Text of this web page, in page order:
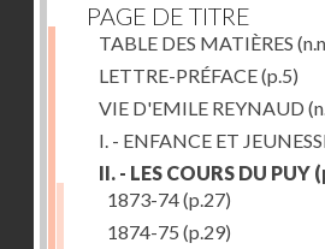
PAGE DE TITRE
TABLE DES MATIÈRES
LETTRE-PRÉFACE(p.5)
VIE D'EMILE REYNAUD
I. - ENFANCE ET
II. - LES COURS DU PUY
1873-74(p.27)
1874-75 (p.29)